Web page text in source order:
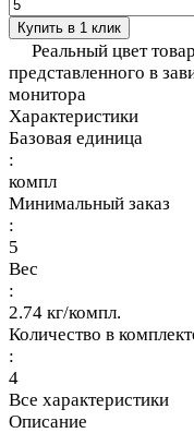
Купить в 1 клик
Реальный цвет
представленного в
монитора
Характеристики
Базовая единица
:
компл
Минимальный заказ
:
5
Вес
:
2.74 кг/компл.
Количество в
:
4
Все характеристики
Описание